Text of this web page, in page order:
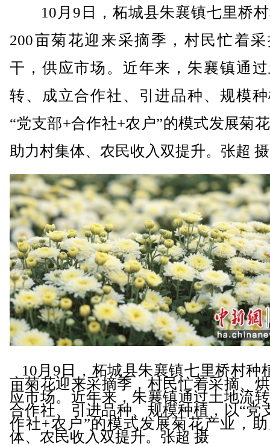
10月9日，柘城县朱襄镇七里桥村
200亩菊花迎来采摘季，村民忙着
干，供应市场。近年来，朱襄镇通
转、成立合作社、引进品种、规模
“党支部+合作社+农户”的模式发展菊
助力村集体、农民收入双提升。张超 摄
10月9日，柘城县朱襄镇七里桥村种
亩菊花迎来采摘季，村民忙着采摘、
应市场。近年来，朱襄镇通过土地流
合作社、引进品种、规模种植，以“党
作社+农户”的模式发展菊花产业，
体、农民收入双提升。张超 摄